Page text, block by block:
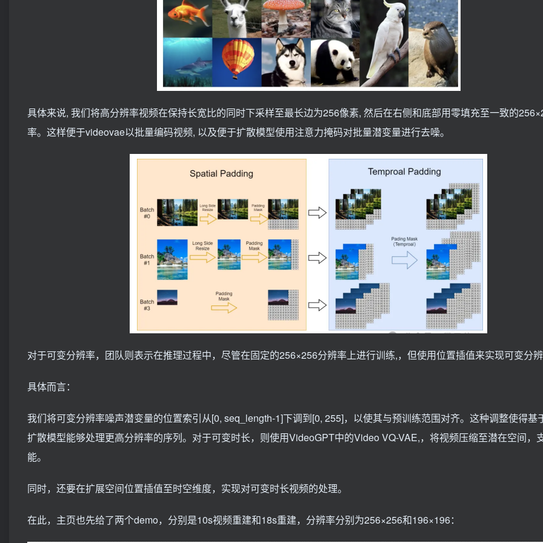
具体来说, 我们将高分辨率视频在保持长宽比的同时下采样至最长边为256像素, 然后在右侧和底部用零填充至一致的
率。这样便于videovae以批量编码视频, 以及便于扩散模型使用注意力掩码对批量潜变量进行去噪。
对于可变分辨率，团队则表示在推理过程中，尽管在固定的256×256分辨率上进行训练,，但使用位置插值来实现可变分
具体而言：
我们将可变分辨率噪声潜变量的位置索引从[0, seq_length-1]下调到[0, 255]，以使其与预训练范围对齐。这种调整使得基
扩散模型能够处理更高分辨率的序列。对于可变时长，则使用VideoGPT中的Video VQ-VAE,，将视频压缩至潜在空间，
能。
同时，还要在扩展空间位置插值至时空维度，实现对可变时长视频的处理。
在此，主页也先给了两个demo，分别是10s视频重建和18s重建，分辨率分别为256×256和196×196：